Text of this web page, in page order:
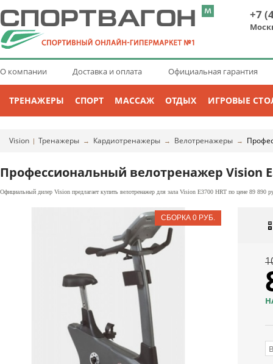
+7
О компании Доставка и оплата Официальная гарантия
ТРЕНАЖЕРЫ СПОРТ МАССАЖ ОТДЫХ ИГРОВЫЕ
Vision | Тренажеры → Кардиотренажеры → Велотренажеры →
Профессиональный велотренажер Vision
Официальный дилер Vision предлагает купить велотренажер для зала Vision E3700 HRT по цене 89